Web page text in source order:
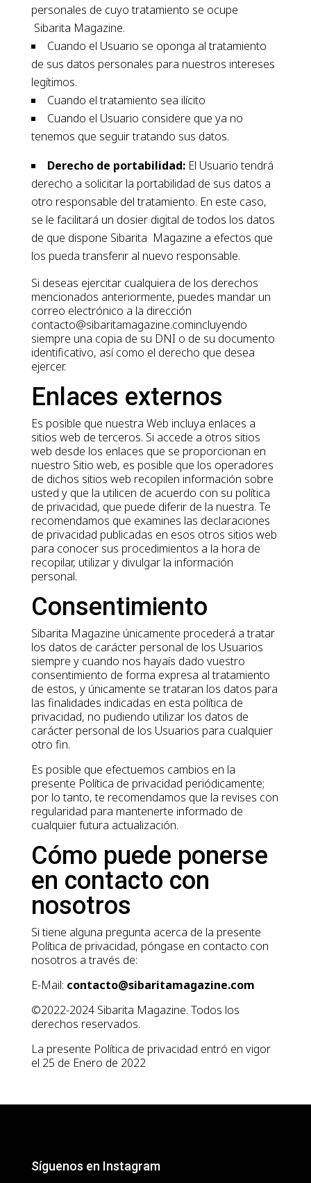
personales de cuyo tratamiento se ocupe
Sibarita Magazine.
Cuando el Usuario se oponga al tratamiento
de sus datos personales para nuestros intereses
legítimos.
Cuando el tratamiento sea ilícito
Cuando el Usuario considere que ya no
tenemos que seguir tratando sus datos.
Derecho de portabilidad:El Usuario tendrá
derecho a solicitar la portabilidad de sus datos a
otro responsable del tratamiento. En este caso,
se le facilitará un dosier digital de todos los datos
de que dispone Sibarita Magazine a efectos que
los pueda transferir al nuevo responsable.
Si deseas ejercitar cualquiera de los derechos
mencionados anteriormente, puedes mandar un
correo electrónico a la dirección
contacto@sibaritamagazine.comincluyendo
siempre una copia de su DNI o de su documento
identificativo, así como el derecho que desea
ejercer.
Enlaces externos
Es posible que nuestra Web incluya enlaces a
sitios web de terceros. Si accede a otros sitios
web desde los enlaces que se proporcionan en
nuestro Sitio web, es posible que los operadores
de dichos sitios web recopilen información sobre
usted y que la utilicen de acuerdo con su política
de privacidad, que puede diferir de la nuestra. Te
recomendamos que examines las declaraciones
de privacidad publicadas en esos otros sitios web
para conocer sus procedimientos a la hora de
recopilar, utilizar y divulgar la información
personal.
Consentimiento
Sibarita Magazine únicamente procederá a tratar
los datos de carácter personal de los Usuarios
siempre y cuando nos hayaís dado vuestro
consentimiento de forma expresa al tratamiento
de estos, y únicamente se trataran los datos para
las finalidades indicadas en esta política de
privacidad, no pudiendo utilizar los datos de
carácter personal de los Usuarios para cualquier
otro fin.
Es posible que efectuemos cambios en la
presente Política de privacidad periódicamente;
por lo tanto, te recomendamos que la revises con
regularidad para mantenerte informado de
cualquier futura actualización.
Cómo puede ponerse
en contacto con
nosotros
Si tiene alguna pregunta acerca de la presente
Política de privacidad, póngase en contacto con
nosotros a través de:
E-Mail: contacto@sibaritamagazine.com
©2022-2024 Sibarita Magazine. Todos los
derechos reservados.
La presente Política de privacidad entró en vigor
el 25 de Enero de 2022
Síguenos en Instagram